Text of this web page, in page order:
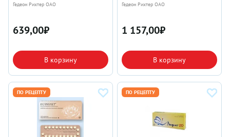
Гедеон Рихтер ОАО
639,00₽
В корзину
Гедеон Рихтер ОАО
1 157,00₽
В корзину
ПО РЕЦЕПТУ ПО РЕЦЕПТУ